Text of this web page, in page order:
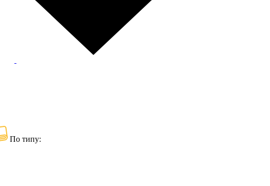
По типу: